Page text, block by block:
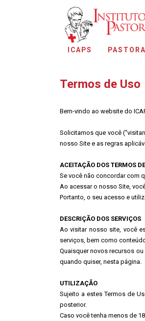
ICAPS
Termos de Uso
Bem-vindo ao website do
Solicitamos que você
nosso Site e as regras
ACEITAÇÃO DOS TERMOS
Se você não concordar com
Ao acessar o nosso Site,
Portanto, o seu acesso e
DESCRIÇÃO DOS SERVIÇOS
Ao visitar nosso site, você
serviços, bem como
Quaisquer novos recursos
quando quiser, nesta página.
UTILIZAÇÃO
Sujeito a estes Termos de
posterior.
Caso você tenha menos de